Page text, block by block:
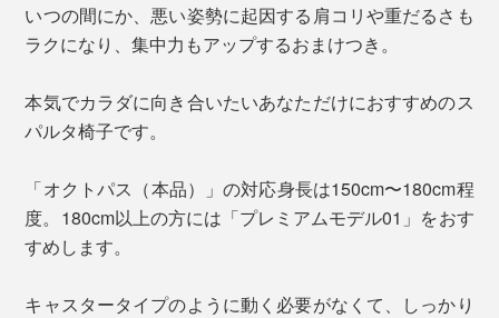
いつの間にか、悪い姿勢に起因する肩コリや重だるさも
ラクになり、集中力もアップするおまけつき。
本気でカラダに向き合いたいあなただけにおすすめのス
パルタ椅子です。
「オクトパス（本品）」の対応身長は150cm〜180cm程
度。180cm以上の方には「プレミアムモデル01」をおす
すめします。
キャスタータイプのように動く必要がなくて、しっかり